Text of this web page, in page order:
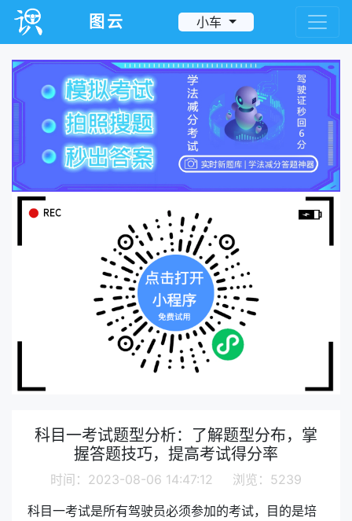
图云 小车
科目一考试题型分析：了解题型分布，掌
握答题技巧，提高考试得分率
时间：2023-08-06 14:47:12 浏览：5239
科目一考试是所有驾驶员必须参加的考试，目的是培